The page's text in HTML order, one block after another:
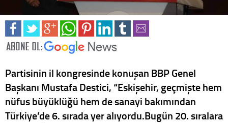
Partisinin il kongresinde konuşan BBP Genel
Başkanı Mustafa Destici, “Eskişehir, geçmişte hem
nüfus büyüklüğü hem de sanayi bakımından
Türkiye’de 6. sırada yer alıyordu.Bugün 20. sıralara